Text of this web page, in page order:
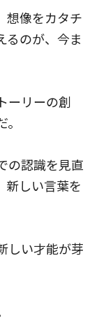
想像をカタチ
るのが、今ま
ーリーの創
の認識を見直
新しい言葉を
しい才能が芽